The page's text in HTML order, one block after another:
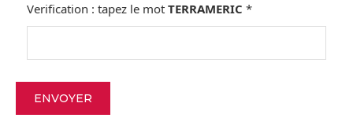
Verification : tapez le mot TERRAMERIC *